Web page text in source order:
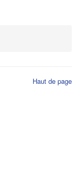
Haut de page